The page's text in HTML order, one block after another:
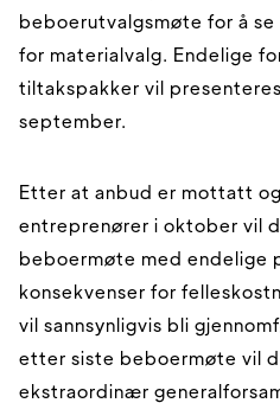
beboerutvalgsmøte for å
for materialvalg. Endelige
tiltakspakker vil
september.
Etter at anbud er mottatt
entreprenører i oktober vil
beboermøte med endelige
konsekvenser for
vil sannsynligvis bli
etter siste beboermøte vil
ekstraordinær